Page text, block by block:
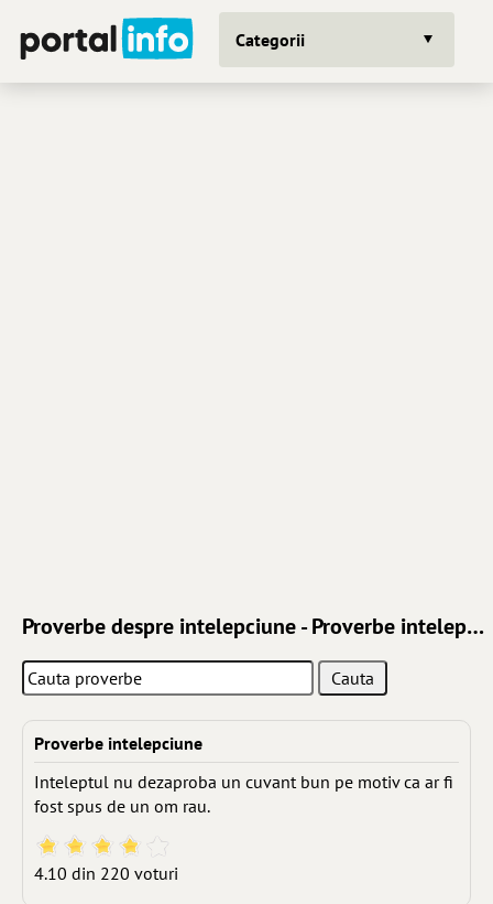
Categorii
Proverbe despre intelepciune - Proverbe intelepciune
Proverbe intelepciune
Inteleptul nu dezaproba un cuvant bun pe motiv ca ar fi
fost spus de un om rau.
4.10 din 220 voturi